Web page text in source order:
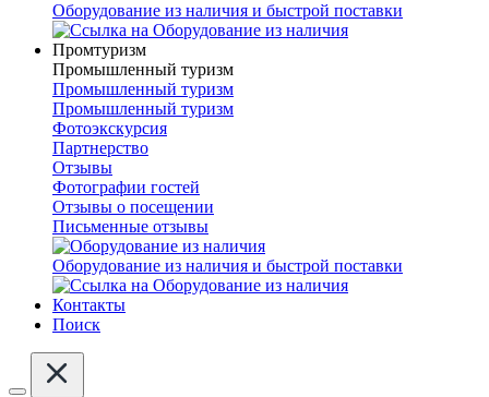
Оборудование из наличия и быстрой поставки
Промтуризм
Промышленный туризм
Промышленный туризм
Промышленный туризм
Фотоэкскурсия
Партнерство
Отзывы
Фотографии гостей
Отзывы о посещении
Письменные отзывы
Оборудование из наличия и быстрой поставки
Контакты
Поиск